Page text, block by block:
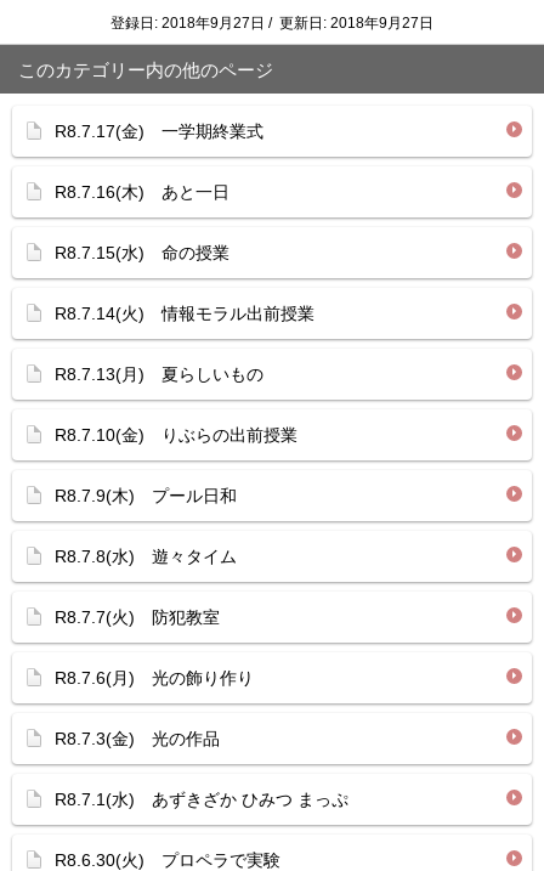
登録日: 2018年9月27日 / 更新日: 2018年9月27日
このカテゴリー内の他のページ
R8.7.17(金) 一学期終業式
R8.7.16(木) あと一日
R8.7.15(水) 命の授業
R8.7.14(火) 情報モラル出前授業
R8.7.13(月) 夏らしいもの
R8.7.10(金) りぶらの出前授業
R8.7.9(木) プール日和
R8.7.8(水) 遊々タイム
R8.7.7(火) 防犯教室
R8.7.6(月) 光の飾り作り
R8.7.3(金) 光の作品
R8.7.1(水) あずきざか ひみつ まっぷ
R8.6.30(火) プロペラで実験